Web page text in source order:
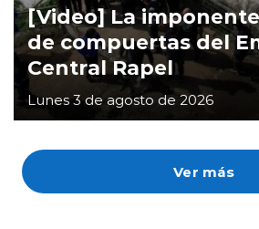
Ver más
[Video] La
de compuertas del
Central Rapel
Lunes 3 de agosto de 2026